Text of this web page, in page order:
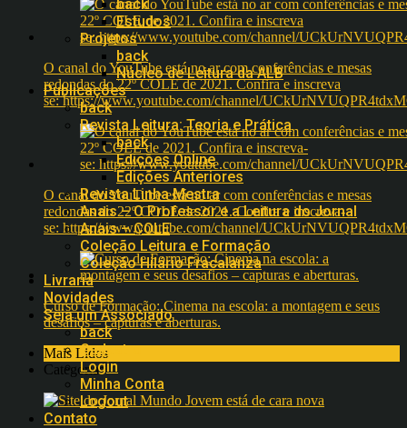
back
Estudos
Projetos
back
Núcleo de Leitura da ALB
Publicações
back
Revista Leitura: Teoria e Prática
back
Edições Online
Edições Anteriores
Revista Linha Mestra
Anais – O Professor e a Leitura do Jornal
Anais – COLE
Coleção Leitura e Formação
Coleção Hilário Fracalanza
Livraria
Novidades
Seja um Associado
back
Cadastro
Login
Minha Conta
Logout
Contato
O canal do YouTube está no ar com conferências e mesas
redondas do 22º COLE de 2021. Confira e inscreva
se: https://www.youtube.com/channel/
O canal do YouTube está no ar com conferências e mesas
redondas do 22º COLE de 2021. Confira e inscreva-
se: https://www.youtube.com/channel/
Curso de Formação: Cinema na escola: a montagem e seus
desafios – capturas e aberturas.
Mais Lidos
Categorias